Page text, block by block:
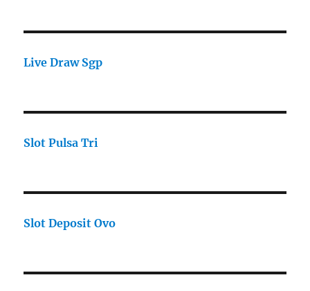
Live Draw Sgp
Slot Pulsa Tri
Slot Deposit Ovo